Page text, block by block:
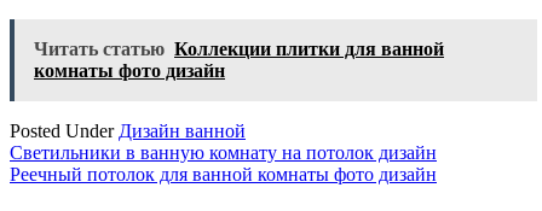
Читать статью Коллекции плитки для ванной
комнаты фото дизайн
Posted Under Дизайн ванной
Навигация
по
Светильники в ванную комнату на потолок дизайн
Реечный потолок для ванной комнаты фото дизайн